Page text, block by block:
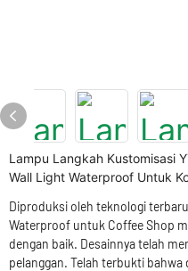
Lampu Langkah Kustomisasi
Wall Light Waterproof Untuk
Diproduksi oleh teknologi
Waterproof untuk Coffee Shop
dengan baik. Desainnya telah
pelanggan. Telah terbukti